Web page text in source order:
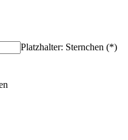
Platzhalter: Sternchen (*)